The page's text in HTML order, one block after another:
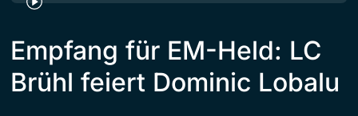
Empfang für EM-Held: LC
Brühl feiert Dominic Lobalu